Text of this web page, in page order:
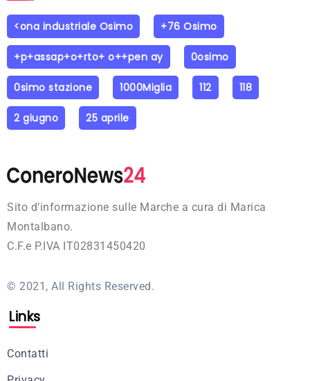
<ona industriale Osimo +76 Osimo
+p+assap+o+rto+ o++pen ay 0osimo
0simo stazione 1000Miglia 112 118
2 giugno 25 aprile
Sito d’informazione sulle Marche a cura di Marica
Montalbano.
C.F.e P.IVA IT02831450420
© 2021, All Rights Reserved.
Links
Contatti